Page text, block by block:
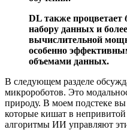
DL также процветает
набору данных и
вычислительной
особенно
объемами данных.
В следующем разделе
микророботов. Это
природу. В моем подстеке
которые кишат в
алгоритмы ИИ управляют